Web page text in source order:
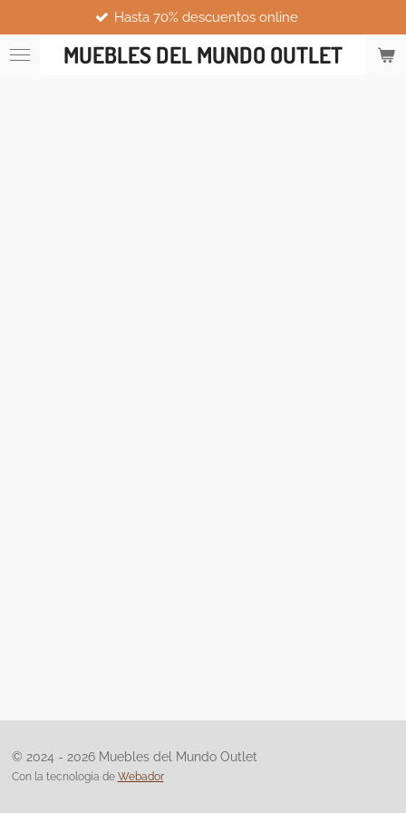
al
contenidoMUEBLES DEL MUNDO OUTLET
Hasta 70% descuentos online
© 2024 - 2026 Muebles del Mundo Outlet
Con la tecnología de Webador